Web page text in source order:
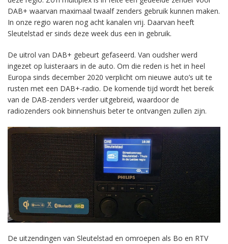
DAB+ waarvan maximaal twaalf zenders gebruik kunnen maken.
In onze regio waren nog acht kanalen vrij. Daarvan heeft
Sleutelstad er sinds deze week dus een in gebruik.
De uitrol van DAB+ gebeurt gefaseerd. Van oudsher werd
ingezet op luisteraars in de auto. Om die reden is het in heel
Europa sinds december 2020 verplicht om nieuwe auto’s uit te
rusten met een DAB+-radio. De komende tijd wordt het bereik
van de DAB-zenders verder uitgebreid, waardoor de
radiozenders ook binnenshuis beter te ontvangen zullen zijn.
De uitzendingen van Sleutelstad en omroepen als Bo en RTV